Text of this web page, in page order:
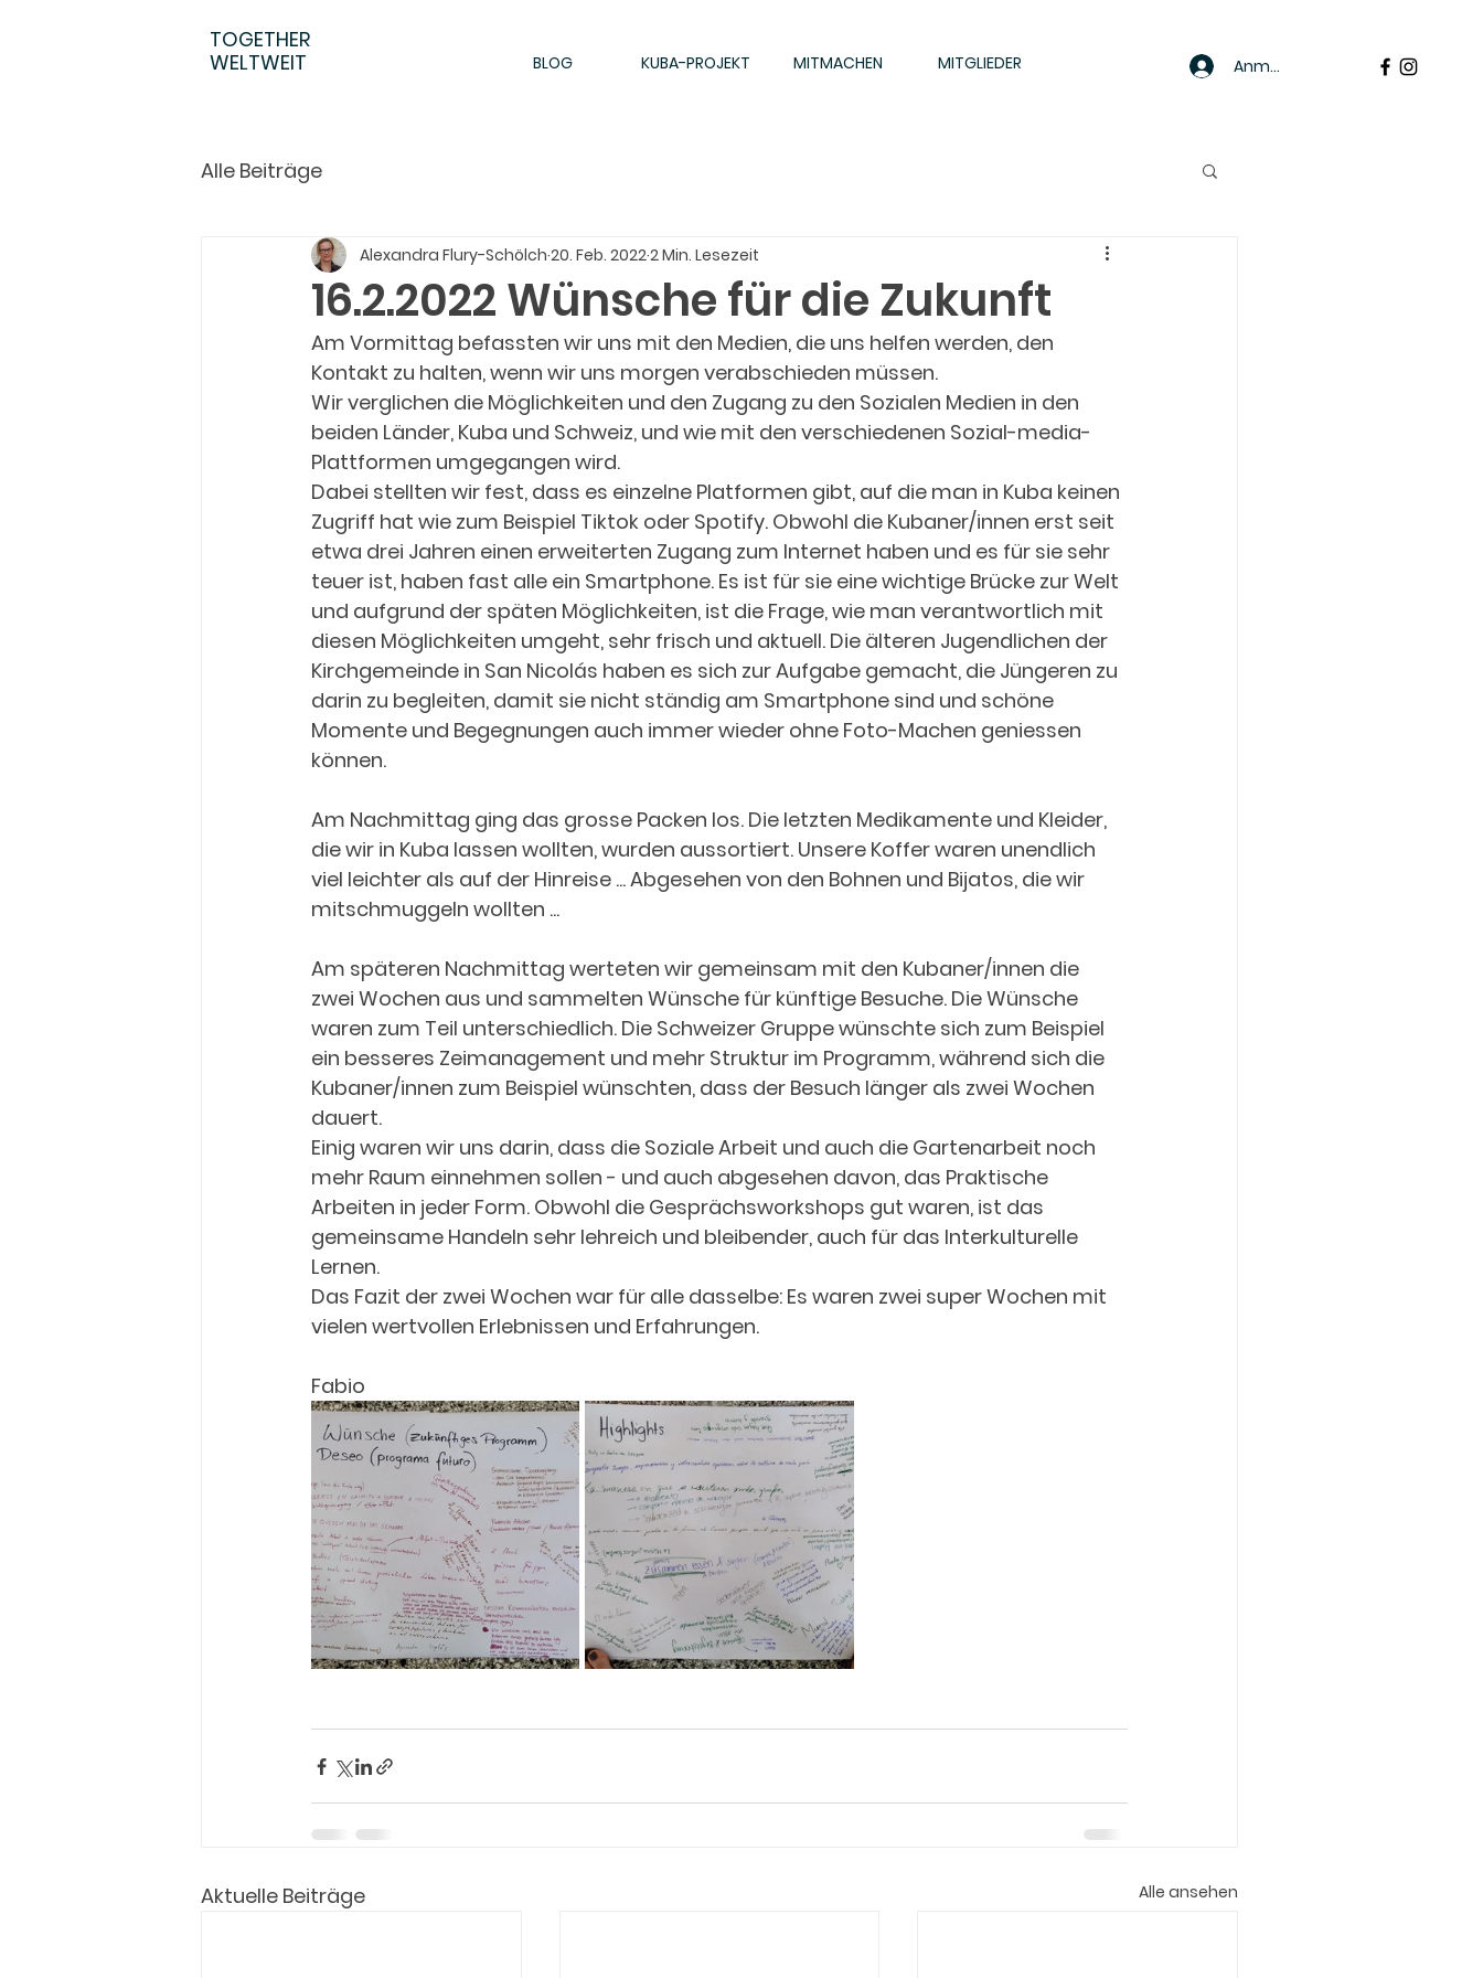
TOGETHER
WELTWEIT
Anmelden
BLOG KUBA-PROJEKT MITMACHEN MITGLIEDER
Alle Beiträge
16.2.2022 Wünsche für die Zukunft
Alexandra Flury-Schölch 20. Feb. 20222 Min. Lesezeit
Am Vormittag befassten wir uns mit den Medien, die uns helfen werden, den
Kontakt zu halten, wenn wir uns morgen verabschieden müssen.
Wir verglichen die Möglichkeiten und den Zugang zu den Sozialen Medien in den
beiden Länder, Kuba und Schweiz, und wie mit den verschiedenen Sozial-media-
Plattformen umgegangen wird.
Dabei stellten wir fest, dass es einzelne Platformen gibt, auf die man in Kuba keinen
Zugriff hat wie zum Beispiel Tiktok oder Spotify. Obwohl die Kubaner/innen erst seit
etwa drei Jahren einen erweiterten Zugang zum Internet haben und es für sie sehr
teuer ist, haben fast alle ein Smartphone. Es ist für sie eine wichtige Brücke zur Welt
und aufgrund der späten Möglichkeiten, ist die Frage, wie man verantwortlich mit
diesen Möglichkeiten umgeht, sehr frisch und aktuell. Die älteren Jugendlichen der
Kirchgemeinde in San Nicolás haben es sich zur Aufgabe gemacht, die Jüngeren zu
darin zu begleiten, damit sie nicht ständig am Smartphone sind und schöne
Momente und Begegnungen auch immer wieder ohne Foto-Machen geniessen
können.
Am Nachmittag ging das grosse Packen los. Die letzten Medikamente und Kleider,
die wir in Kuba lassen wollten, wurden aussortiert. Unsere Koffer waren unendlich
viel leichter als auf der Hinreise ... Abgesehen von den Bohnen und Bijatos, die wir
mitschmuggeln wollten ...
Am späteren Nachmittag werteten wir gemeinsam mit den Kubaner/innen die
zwei Wochen aus und sammelten Wünsche für künftige Besuche. Die Wünsche
waren zum Teil unterschiedlich. Die Schweizer Gruppe wünschte sich zum Beispiel
ein besseres Zeimanagement und mehr Struktur im Programm, während sich die
Kubaner/innen zum Beispiel wünschten, dass der Besuch länger als zwei Wochen
dauert.
Einig waren wir uns darin, dass die Soziale Arbeit und auch die Gartenarbeit noch
mehr Raum einnehmen sollen - und auch abgesehen davon, das Praktische
Arbeiten in jeder Form. Obwohl die Gesprächsworkshops gut waren, ist das
gemeinsame Handeln sehr lehreich und bleibender, auch für das Interkulturelle
Lernen.
Das Fazit der zwei Wochen war für alle dasselbe: Es waren zwei super Wochen mit
vielen wertvollen Erlebnissen und Erfahrungen.
Fabio
Aktuelle Beiträge Alle ansehen